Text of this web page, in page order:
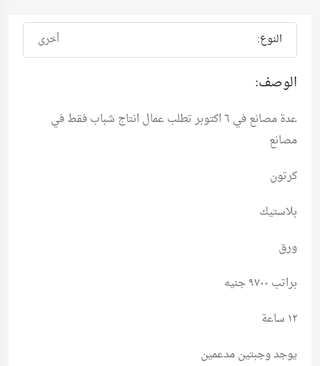
النوع: أخرى
الوصف:
عدة مصانع في ٦ اكتوبر تطلب عمال انتاج شباب فقط في
مصانع
كرتون
بلاستيك
ورق
براتب ٩٧٠٠ جنيه
١٢ ساعة
يوجد وجبتين مدعمين